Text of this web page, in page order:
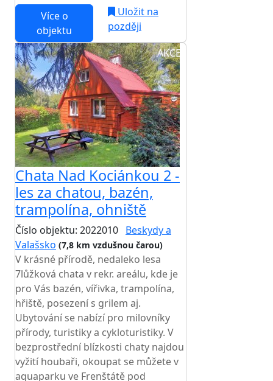
Více o
objektu
Uložit na
později
AKCE
Chata Nad Kociánkou 2 -
les za chatou, bazén,
trampolína, ohniště
Číslo objektu: 2022010 Beskydy a
Valašsko (7,8 km vzdušnou čarou)
V krásné přírodě, nedaleko lesa
7lůžková chata v rekr. areálu, kde je
pro Vás bazén, vířivka, trampolína,
hřiště, posezení s grilem aj.
Ubytování se nabízí pro milovníky
přírody, turistiky a cykloturistiky. V
bezprostřední blízkosti chaty najdou
vyžití houbaři, okoupat se můžete v
aquaparku ve Frenštátě pod